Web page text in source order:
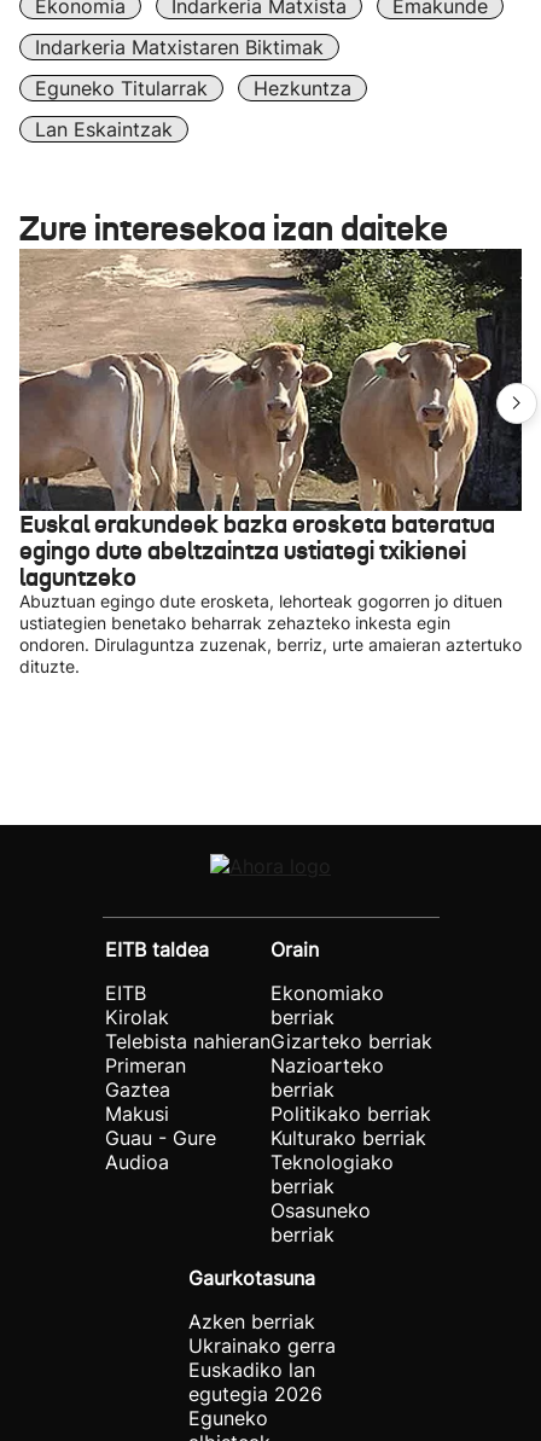
Ekonomia Indarkeria Matxista
Emakunde
Indarkeria Matxistaren Biktimak
Eguneko Titularrak
Hezkuntza
Lan Eskaintzak
Zure interesekoa izan daiteke
Euskal erakundeek bazka erosketa bateratua
egingo dute abeltzaintza ustiategi txikienei
laguntzeko
Abuztuan egingo dute erosketa, lehorteak gogorren jo dituen
ustiategien benetako beharrak zehazteko inkesta egin
ondoren. Dirulaguntza zuzenak, berriz, urte amaieran aztertuko
dituzte.
EITB taldea
EITB
Kirolak
Telebista nahieran
Primeran
Gaztea
Makusi
Guau - Gure
Audioa
Orain
Ekonomiako
berriak
Gizarteko berriak
Nazioarteko
berriak
Politikako berriak
Kulturako berriak
Teknologiako
berriak
Osasuneko
berriak
Gaurkotasuna
Azken berriak
Ukrainako gerra
Euskadiko lan
egutegia 2026
Eguneko